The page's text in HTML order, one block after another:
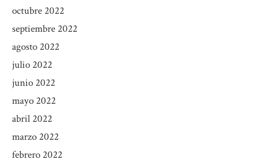
octubre 2022
septiembre 2022
agosto 2022
julio 2022
junio 2022
mayo 2022
abril 2022
marzo 2022
febrero 2022